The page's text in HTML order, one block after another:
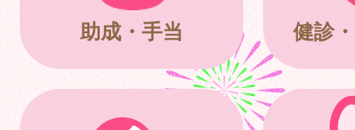
助成・手当 健診